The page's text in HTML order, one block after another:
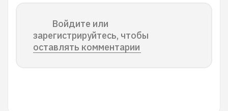
Войдите или
зарегистрируйтесь, чтобы
оставлять комментарии